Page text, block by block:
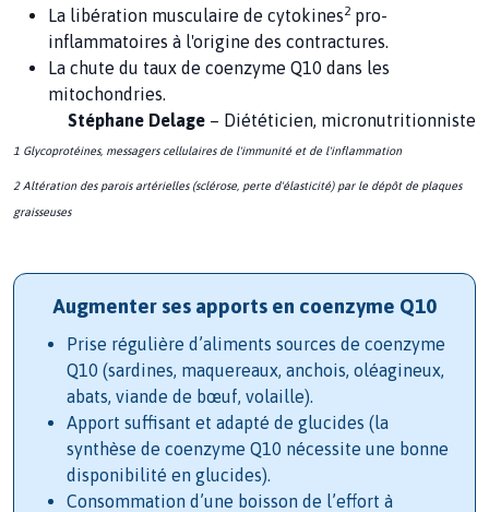
La libération musculaire de cytokines2 pro-
inflammatoires à l'origine des contractures.
La chute du taux de coenzyme Q10 dans les
mitochondries.
Stéphane Delage – Diététicien, micronutritionniste
1 Glycoprotéines, messagers cellulaires de l'immunité et de l'inflammation
2 Altération des parois artérielles (sclérose, perte d'élasticité) par le dépôt de plaques
graisseuses
Augmenter ses apports en coenzyme Q10
Prise régulière d’aliments sources de coenzyme
Q10 (sardines, maquereaux, anchois, oléagineux,
abats, viande de bœuf, volaille).
Apport suffisant et adapté de glucides (la
synthèse de coenzyme Q10 nécessite une bonne
disponibilité en glucides).
Consommation d’une boisson de l’effort à